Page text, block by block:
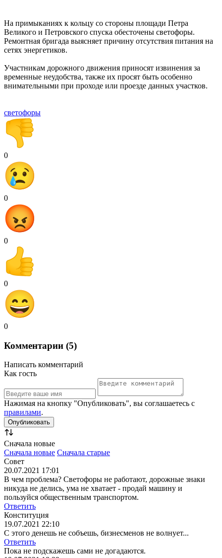
На примыканиях к кольцу со стороны площади Петра
Великого и Петровского спуска обесточены светофоры.
Ремонтная бригада выясняет причину отсутствия питания на
сетях энергетиков.
Участникам дорожного движения приносят извинения за
временные неудобства, также их просят быть особенно
внимательными при проходе или проезде данных участков.
светофоры
0
0
0
0
0
Комментарии (5)
Написать комментарий
Как гость
Нажимая на кнопку "Опубликовать", вы соглашаетесь с
правилами.
Сначала новые
Сначала новые Сначала старые
Совет
20.07.2021 17:01
В чем проблема? Светофоры не работают, дорожные знаки
никуда не делись, ума не хватает - продай машину и
пользуйся общественным транспортом.
Ответить
Конституция
19.07.2021 22:10
С этого денешь не собъешь, бизнесменов не волнует...
Ответить
Пока не подскажешь сами не догадаются.